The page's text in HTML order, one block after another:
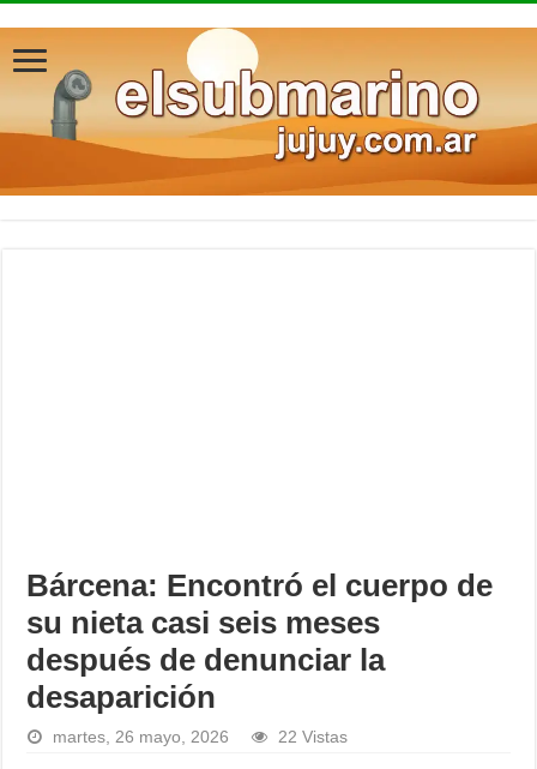
Bárcena: Encontró el cuerpo de
su nieta casi seis meses
después de denunciar la
desaparición
martes, 26 mayo, 2026 22 Vistas